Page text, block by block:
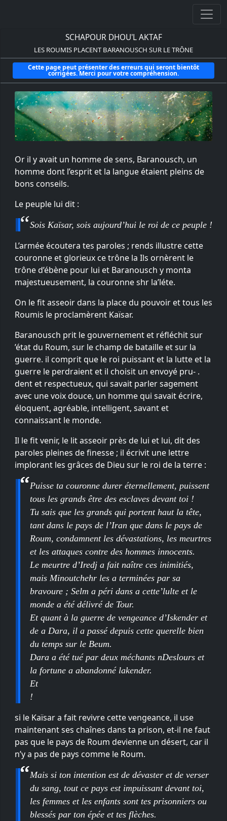
SCHAPOUR DHOU'L AKTAF
LES ROUMIS PLACENT BARANOUSCH SUR LE TRÔNE
Cette page peut présenter des erreurs qui seront bientôt
corrigées. Merci pour votre compréhension.
Or il y avait un homme de sens, Baranousch, un
homme dont l’esprit et la langue étaient pleins de
bons conseils.
Le peuple lui dit :
Sois Kaïsar, sois aujourd’hui le roi de ce peuple !
L’armée écoutera tes paroles ; rends illustre cette
couronne et glorieux ce trône la Ils ornèrent le
trône d’ébène pour lui et Baranousch y monta
majestueusement, la couronne shr la’léte.
On le fit asseoir dans la place du pouvoir et tous les
Roumis le proclamèrent Kaïsar.
Baranousch prit le gouvernement et réfléchit sur
’état du Roum, sur le champ de bataille et sur la
guerre. il comprit que le roi puissant et la lutte et la
guerre le perdraient et il choisit un envoyé pru- .
dent et respectueux, qui savait parler sagement
avec une voix douce, un homme qui savait écrire,
éloquent, agréable, intelligent, savant et
connaissant le monde.
Il le fit venir, le lit asseoir près de lui et lui, dit des
paroles pleines de finesse ; il écrivit une lettre
implorant les grâces de Dieu sur le roi de la terre :
Puisse ta couronne durer éternellement, puissent
tous les grands être des esclaves devant toi !
Tu sais que les grands qui portent haut la tête,
tant dans le pays de l’Iran que dans le pays de
Roum, condamnent les dévastations, les meurtres
et les attaques contre des hommes innocents.
Le meurtre d’Iredj a fait naître ces inimitiés,
mais Minoutchehr les a terminées par sa
bravoure ; Selm a péri dans a cette’lulte et le
monde a été délivré de Tour.
Et quant à la guerre de vengeance d’Iskender et
de a Dara, il a passé depuis cette querelle bien
du temps sur le Beum.
Dara a été tué par deux méchants nDeslours et
la fortune a abandonné lakender.
Et
!
si le Kaïsar a fait revivre cette vengeance, il use
maintenant ses chaînes dans ta prison, et-il ne faut
pas que le pays de Roum devienne un désert, car il
n’y a pas de pays comme le Roum.
Mais si ton intention est de dévaster et de verser
du sang, tout ce pays est impuissant devant toi,
les femmes et les enfants sont tes prisonniers ou
blessés par ton épée et tes flèches.